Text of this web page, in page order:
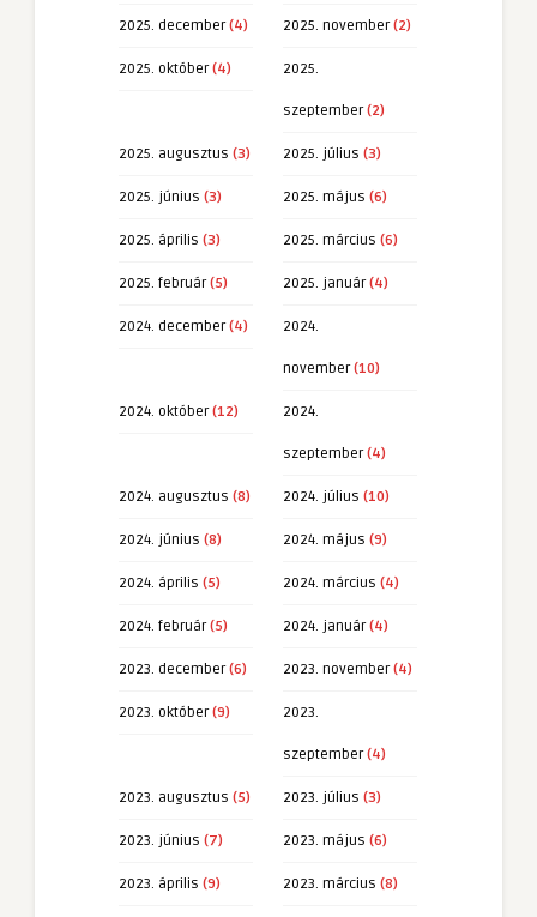
2025. december(4) 2025. november(2)
2025. október(4) 2025.
szeptember(2)
2025. augusztus (3) 2025. július (3)
2025. június (3) 2025. május (6)
2025. április (3) 2025. március (6)
2025. február(5) 2025. január(4)
2024. december(4) 2024.
november(10)
2024. október(12) 2024.
szeptember(4)
2024. augusztus (8) 2024. július (10)
2024. június (8) 2024. május (9)
2024. április (5) 2024. március (4)
2024. február(5) 2024. január(4)
2023. december(6) 2023. november(4)
2023. október(9) 2023.
szeptember(4)
2023. augusztus (5) 2023. július (3)
2023. június (7) 2023. május (6)
2023. április (9) 2023. március (8)